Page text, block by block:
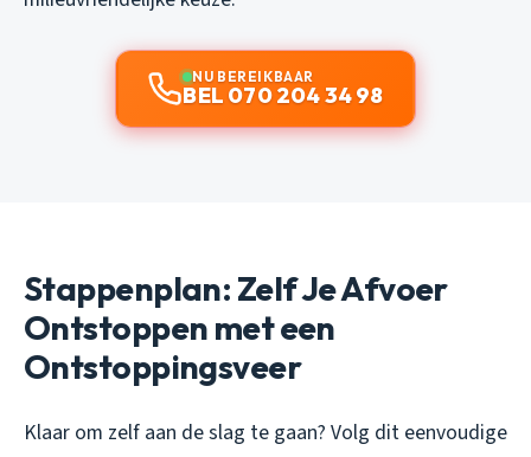
NU BEREIKBAAR
BEL 070 204 34 98
Stappenplan: Zelf Je Afvoer
Ontstoppen met een
Ontstoppingsveer
Klaar om zelf aan de slag te gaan? Volg dit eenvoudige